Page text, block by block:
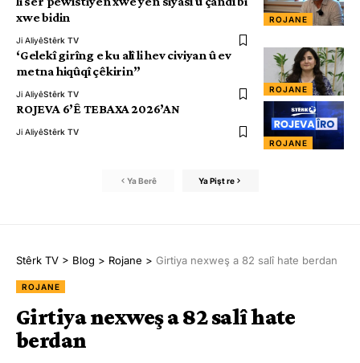
ROJANE
xwe bidin
Ji AliyêStêrk TV
ROJANE
‘Gelekî girîng e ku alî li hev civiyan û ev
metna hiqûqî çêkirin”
Ji AliyêStêrk TV
ROJANE
ROJEVA 6’Ê TEBAXA 2026’AN
Ji AliyêStêrk TV
Ya Berê Ya Pişt re
Stêrk TV > Blog > Rojane > Girtiya nexweş a 82 salî hate berdan
ROJANE
Girtiya nexweş a 82 salî hate
berdan